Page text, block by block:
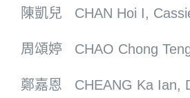
陳凱兒 CHAN Hoi I,
周頌婷 CHAO Chong
鄭嘉恩 CHEANG Ka Ian,